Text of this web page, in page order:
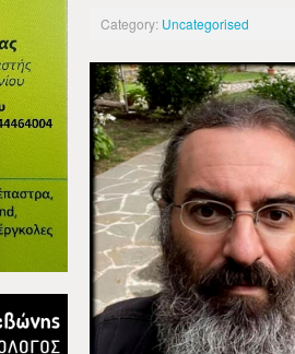
Category: Uncategorised